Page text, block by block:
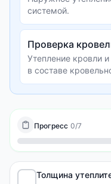
системой.
Проверка
Утепление кровли
в составе
Прогресс 0/7
Толщина